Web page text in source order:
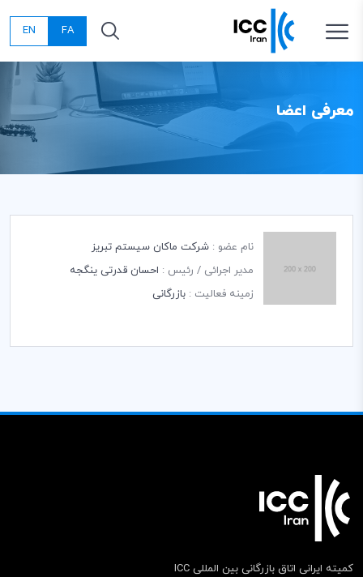
FA
EN
معرفی اعضا
نام عضو : شرکت ماکان سیستم تبریز
مدیر اجرائی / رئیس : احسان قدرتی ینگجه
زمینه فعالیت : بازرگانی
کمیته ایرانی اتاق بازرگانی بین المللی ICC